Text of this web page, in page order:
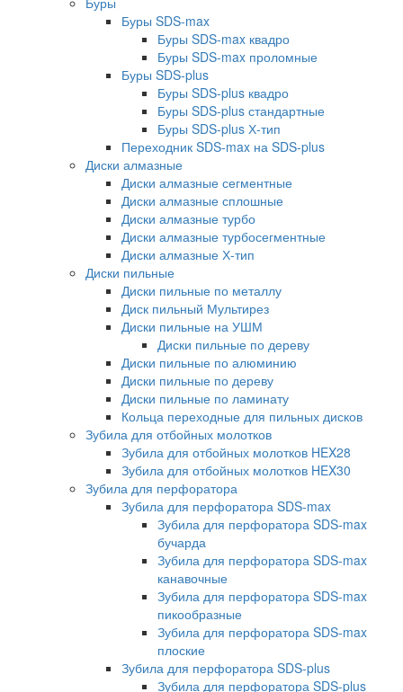
Буры SDS-max
Буры SDS-max квадро
Буры SDS-max проломные
Буры SDS-plus
Буры SDS-plus квадро
Буры SDS-plus стандартные
Буры SDS-plus Х-тип
Переходник SDS-max на SDS-plus
Диски алмазные
Диски алмазные сегментные
Диски алмазные сплошные
Диски алмазные турбо
Диски алмазные турбосегментные
Диски алмазные Х-тип
Диски пильные
Диски пильные по металлу
Диск пильный Мультирез
Диски пильные на УШМ
Диски пильные по дереву
Диски пильные по алюминию
Диски пильные по дереву
Диски пильные по ламинату
Кольца переходные для пильных дисков
Зубила для отбойных молотков
Зубила для отбойных молотков HEX28
Зубила для отбойных молотков HEX30
Зубила для перфоратора
Зубила для перфоратора SDS-max
Зубила для перфоратора SDS-max
бучарда
Зубила для перфоратора SDS-max
канавочные
Зубила для перфоратора SDS-max
пикообразные
Зубила для перфоратора SDS-max
плоские
Зубила для перфоратора SDS-plus
Зубила для перфоратора SDS-plus